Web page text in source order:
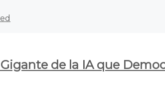
de la IA que